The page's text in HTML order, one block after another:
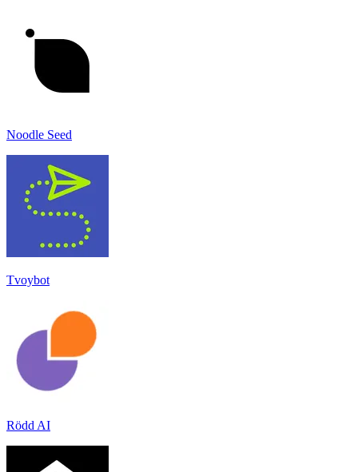
Noodle Seed
Tvoybot
Rödd AI